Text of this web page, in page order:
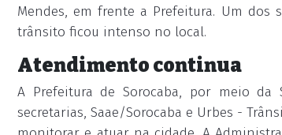
Mendes, em frente a Prefeitura. Um
trânsito ficou intenso no local.
Atendimento continua
A Prefeitura de Sorocaba, por meio da
secretarias, Saae/Sorocaba e Urbes -